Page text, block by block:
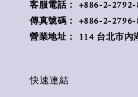
客服電話： +886-2-
傳真號碼： +886-2-
營業地址： 114 台北市
快速連結